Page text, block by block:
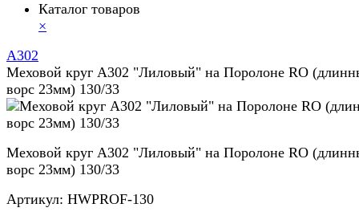
Каталог товаров
×
A302
Меховой круг A302 "Лиловый" на Поролоне RO
ворс 23мм) 130/33
Меховой круг A302 "Лиловый" на Поролоне RO
ворс 23мм) 130/33
Артикул: HWPROF-130